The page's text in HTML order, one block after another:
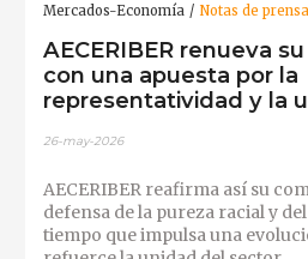
Mercados-Economía Notas de prensa
AECERIBER renueva
con una apuesta por la
representatividad y la
26-may-2026
AECERIBER reafirma así su
defensa de la pureza racial y
tiempo que impulsa una